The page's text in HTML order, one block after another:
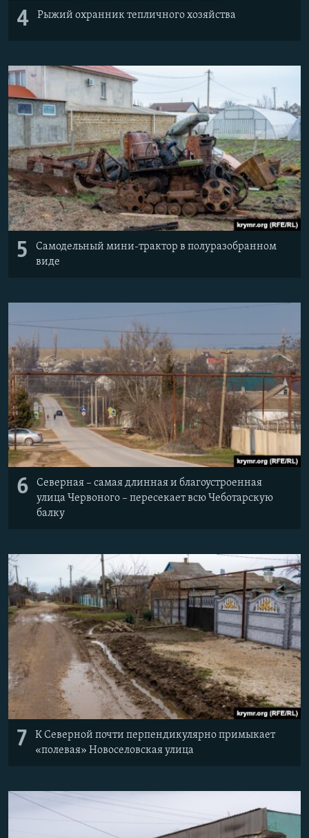
4 Рыжий охранник тепличного хозяйства
5
Самодельный мини-трактор в полуразобранном
виде
6
Северная – самая длинная и благоустроенная
улица Червоного – пересекает всю Чеботарскую
балку
7
К Северной почти перпендикулярно примыкает
«полевая» Новоселовская улица